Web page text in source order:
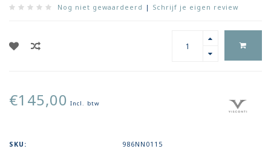
Nog niet gewaardeerd | Schrijf je eigen review
€145,00 Incl. btw
SKU: 986NN0115